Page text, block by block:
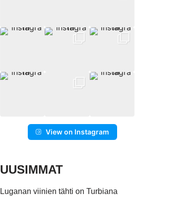
View on Instagram
UUSIMMAT
Luganan viinien tähti on Turbiana